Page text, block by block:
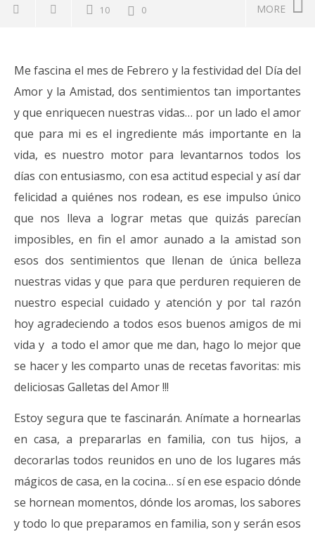
10 0 MORE
Receta de Galletas del Amor, con Video
Clase en Facebook live !
11
2017
Me fascina el mes de Febrero y la festividad del Día del
Amor y la Amistad, dos sentimientos tan importantes
y que enriquecen nuestras vidas… por un lado el amor
que para mi es el ingrediente más importante en la
vida, es nuestro motor para levantarnos todos los
días con entusiasmo, con esa actitud especial y así dar
felicidad a quiénes nos rodean, es ese impulso único
que nos lleva a lograr metas que quizás parecían
imposibles, en fin el amor aunado a la amistad son
esos dos sentimientos que llenan de única belleza
nuestras vidas y que para que perduren requieren de
nuestro especial cuidado y atención y por tal razón
hoy agradeciendo a todos esos buenos amigos de mi
vida y a todo el amor que me dan, hago lo mejor que
se hacer y les comparto unas de recetas favoritas: mis
deliciosas Galletas del Amor !!!
Estoy segura que te fascinarán. Anímate a hornearlas
en casa, a prepararlas en familia, con tus hijos, a
decorarlas todos reunidos en uno de los lugares más
mágicos de casa, en la cocina… sí en ese espacio dónde
se hornean momentos, dónde los aromas, los sabores
y todo lo que preparamos en familia, son y serán esos